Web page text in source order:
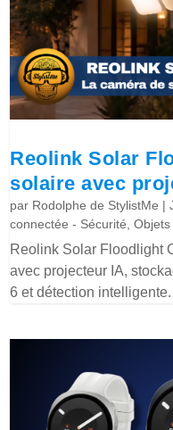
Reolink Solar
solaire avec
par Rodolphe de StylistMe |
connectée - Sécurité,
Reolink Solar Floodlight
avec projecteur IA,
6 et détection intelligente.